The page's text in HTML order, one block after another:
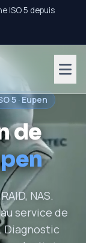
ISO 5 depuis
5 · Eupen
de
NAS.
service de
Diagnostic